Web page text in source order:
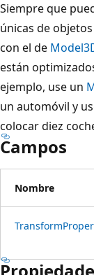
Siempre que
únicas de
con el de
están
ejemplo, use un
un automóvil y
colocar diez
Campos
Nombre